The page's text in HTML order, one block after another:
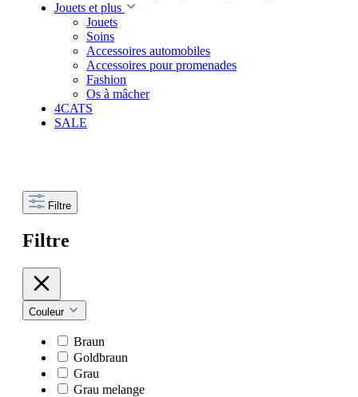
Jouets et plus
Jouets
Soins
Accessoires automobiles
Accessoires pour promenades
Fashion
Os à mâcher
4CATS
SALE
Filtre
Filtre
Couleur
Braun
Goldbraun
Grau
Grau melange